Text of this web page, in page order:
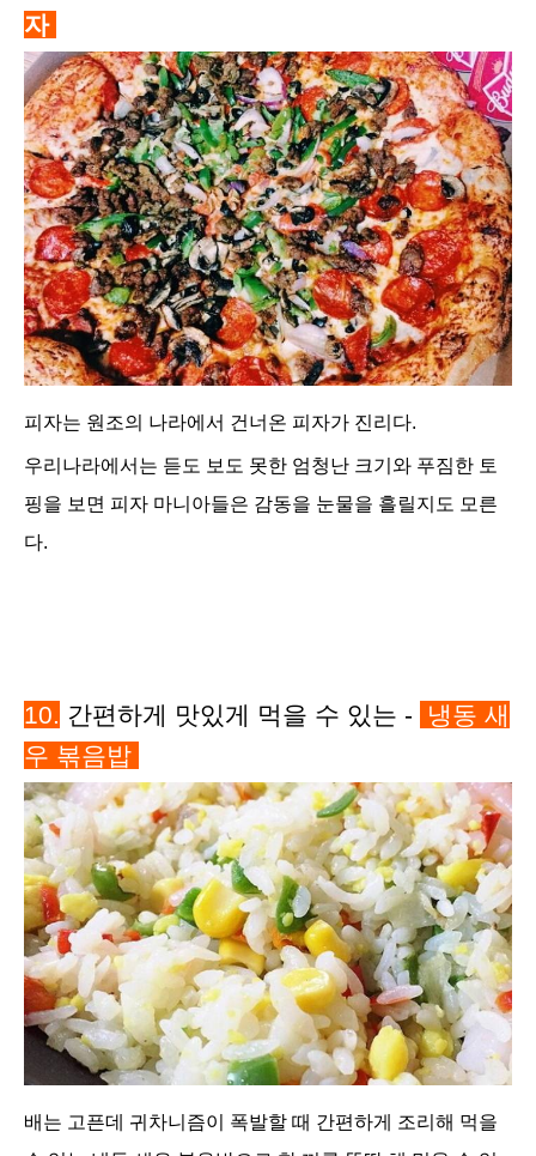
자
피자는 원조의 나라에서 건너온 피자가 진리다.
우리나라에서는 듣도 보도 못한 엄청난 크기와 푸짐한 토
핑을 보면 피자 마니아들은 감동을 눈물을 흘릴지도 모른
다.
10. 간편하게 맛있게 먹을 수 있는 -
냉동 새
우 볶음밥
배는 고픈데 귀차니즘이 폭발할 때 간편하게 조리해 먹을